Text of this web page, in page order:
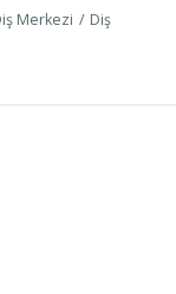
Merkezi
Diş